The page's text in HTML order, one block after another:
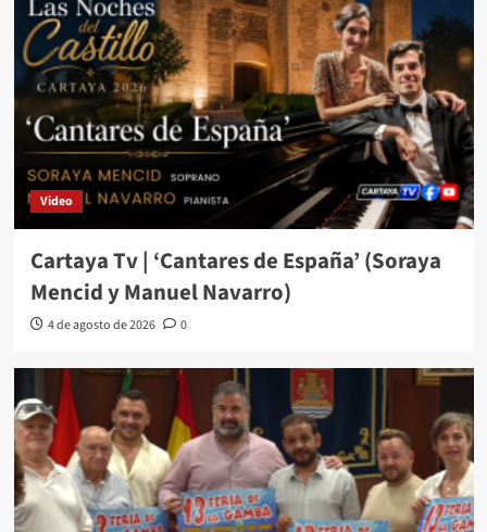
Video
Cartaya Tv | ‘Cantares de España’ (Soraya
Mencid y Manuel Navarro)
4 de agosto de 2026 0